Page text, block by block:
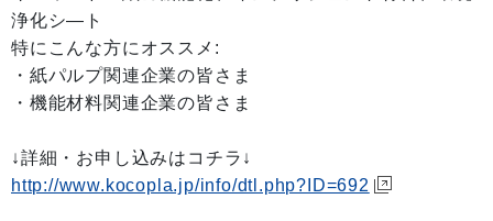
浄化シ―ト
特にこんな方にオススメ:
・紙パルプ関連企業の皆さま
・機能材料関連企業の皆さま
↓詳細・お申し込みはコチラ↓
http://www.kocopla.jp/info/dtl.php?ID=692